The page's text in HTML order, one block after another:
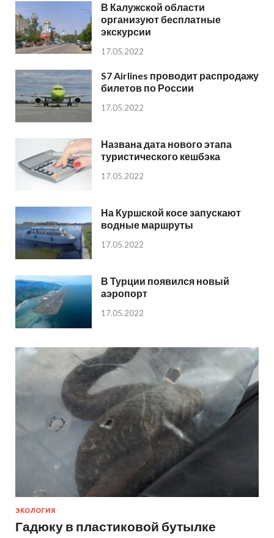
В Калужской области
организуют бесплатные
экскурсии
17.05.2022
S7 Airlines проводит распродажу
билетов по России
17.05.2022
Названа дата нового этапа
туристического кешбэка
17.05.2022
На Куршской косе запускают
водные маршруты
17.05.2022
В Турции появился новый
аэропорт
17.05.2022
ЭКОЛОГИЯ
Гадюку в пластиковой бутылке